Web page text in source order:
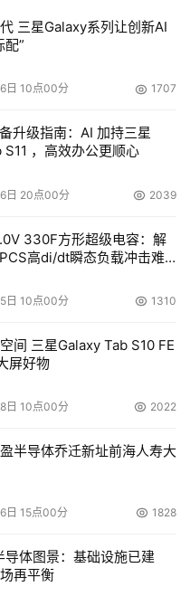
致习惯3～5年IT更新周期
备时，总有落伍之感。
做起来并不容易：也就是
统和网络连接有害。在选
～12个月，并依此周期更
用软件，而某些员工会因
载软件。企业可禁止使用
法是：利用基于Symbian
者Windows Mobile的
，为应用软件分配"信用等
除关键数据并更换其他设
三星Galaxy系列让创新AI
配”
日 10点00分 1707
升级指南：AI 加持三星
S11 ，高效办公更顺心
日 20点00分 2039
330F方形超级电容：解
高di/dt瞬态负载冲击难
日 10点00分 1310
间 三星Galaxy Tab S10 FE
屏好物
日 10点00分 2022
半导体乔迁新址前海人寿大
日 15点00分 1828
导体图景：基础设施已建
再平衡